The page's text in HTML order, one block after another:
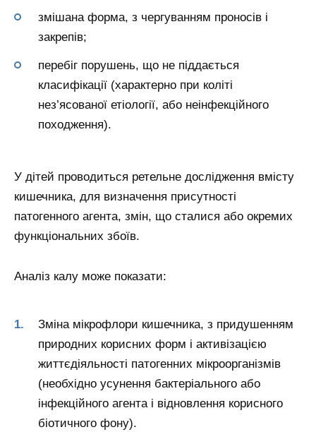
змішана форма, з чергуванням проносів і
закрепів;
перебіг порушень, що не піддається
класифікації (характерно при коліті
нез’ясованої етіології, або неінфекційного
походження).
У дітей проводиться ретельне дослідження вмісту
кишечника, для визначення присутності
патогенного агента, змін, що сталися або окремих
функціональних збоїв.
Аналіз калу може показати:
Зміна мікрофлори кишечника, з придушенням
природних корисних форм і активізацією
життєдіяльності патогенних мікроорганізмів
(необхідно усунення бактеріального або
інфекційного агента і відновлення корисного
біотичного фону).